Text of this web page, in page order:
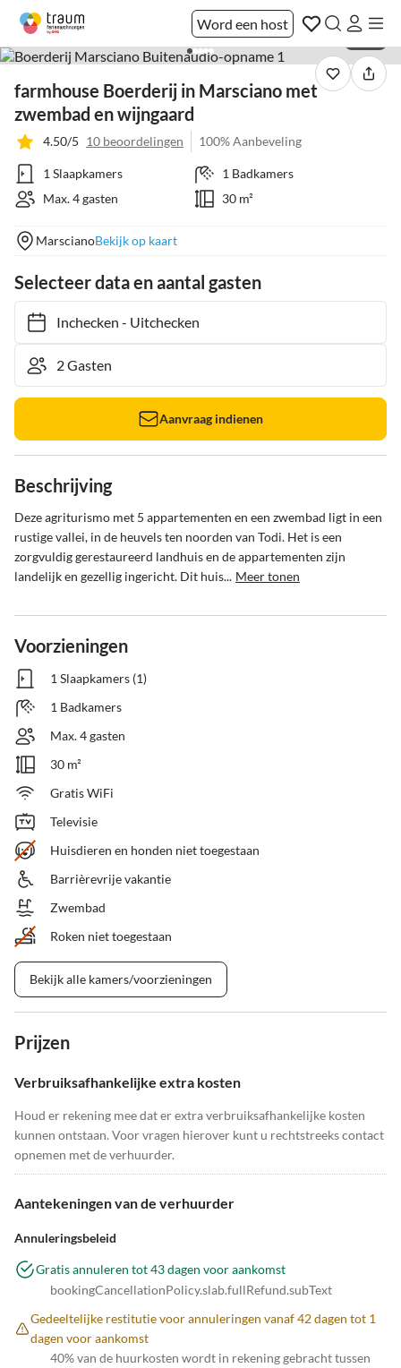
Word een host
farmhouse Boerderij in Marsciano met
zwembad en wijngaard
4.50/5 10 beoordelingen 100% Aanbeveling
1 Slaapkamers
1 Badkamers
Max. 4 gasten
30 m²
MarscianoBekijk op kaart
Selecteer data en aantal gasten
Inchecken- Uitchecken
Aanvraag indienen
Beschrijving
Deze agriturismo met 5 appartementen en een zwembad ligt in een
rustige vallei, in de heuvels ten noorden van Todi. Het is een
zorgvuldig gerestaureerd landhuis en de appartementen zijn
landelijk en gezellig ingericht. Dit huis... Meer tonen
Voorzieningen
1 Slaapkamers (1)
1 Badkamers
Max. 4 gasten
30 m²
Gratis WiFi
Televisie
Huisdieren en honden niet toegestaan
Barrièrevrije vakantie
Zwembad
Roken niet toegestaan
Bekijk alle kamers/voorzieningen
Prijzen
Verbruiksafhankelijke extra kosten
Houd er rekening mee dat er extra verbruiksafhankelijke kosten
kunnen ontstaan. Voor vragen hierover kunt u rechtstreeks contact
opnemen met de verhuurder.
Aantekeningen van de verhuurder
Annuleringsbeleid
Gratis annuleren tot 43 dagen voor aankomst
bookingCancellationPolicy.slab.fullRefund.subText
Gedeeltelijke restitutie voor annuleringen vanaf 42 dagen tot 1
dagen voor aankomst
40% van de huurkosten wordt in rekening gebracht tussen